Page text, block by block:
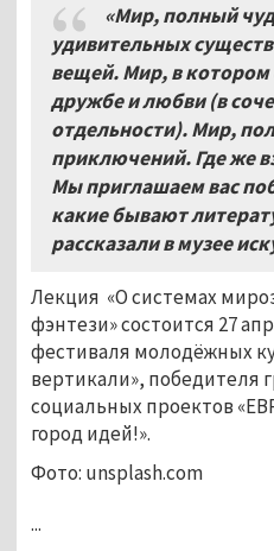
«Мир, полный
удивительных
вещей. Мир, в котором
дружбе и любви (в
отдельности). Мир,
приключений. Где же
Мы приглашаем вас
какие бывают
рассказали в музее
Лекция «О системах
фэнтези» состоится 27
фестиваля молодёжных
вертикали», победителя
социальных проектов
город идей!».
Фото: unsplash.com
...